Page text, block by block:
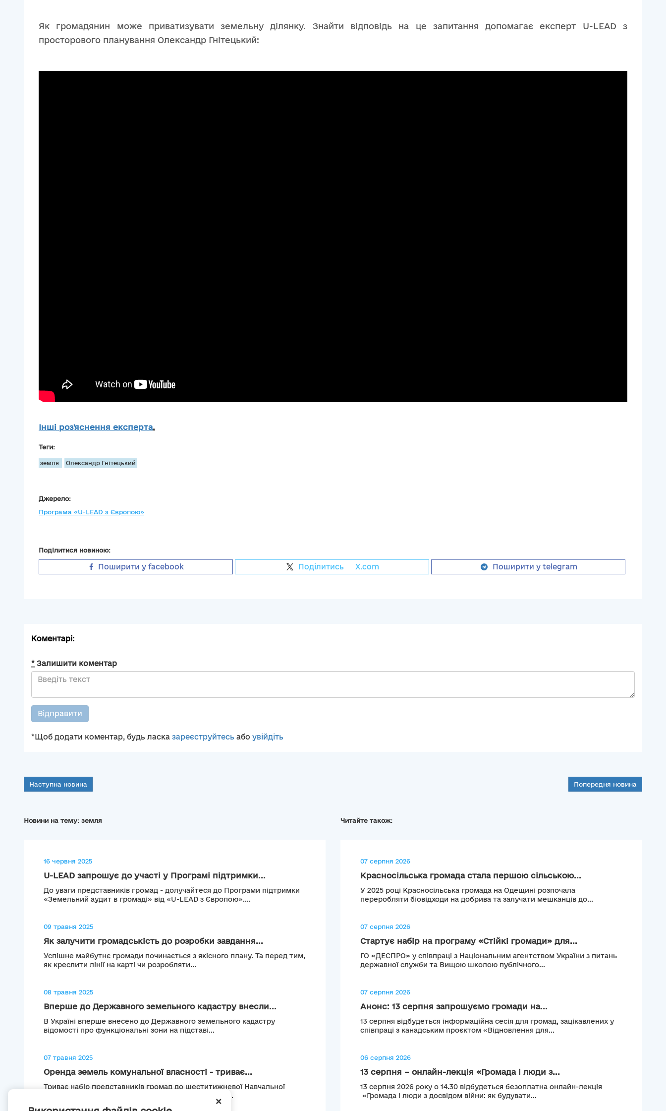
+
Як громадянин може приватизувати земельну ділянку. Знайти відповідь на це запитання допомагає експерт U-LEAD з
просторового планування Олександр Гнітецький:
Інші роз'яснення експерта.
Теги:
земля Олександр Гнітецький
Джерело:
Програма «U-LEAD з Європою»
Поділитися новиною:
Поширити у facebook Поділитись X.com Поширити у telegram
Коментарі:
* Залишити коментар
Відправити
*Щоб додати коментар, будь ласка зареєструйтесь або увійдіть
Наступна новина Попередня новина
Новини на тему: земля
16 червня 2025
U-LEAD запрошує до участі у Програмі підтримки...
До уваги представників громад - долучайтеся до Програми підтримки
«Земельний аудит в громаді» від «U-LEAD з Європою»....
09 травня 2025
Як залучити громадськість до розробки завдання...
Успішне майбутнє громади починається з якісного плану. Та перед тим,
як креслити лінії на карті чи розробляти...
08 травня 2025
Вперше до Державного земельного кадастру внесли...
В Україні вперше внесено до Державного земельного кадастру
відомості про функціональні зони на підставі...
07 травня 2025
Оренда земель комунальної власності - триває...
Триває набір представників громад до шеститижневої Навчальної
програми «Кроки для спеціалістів. Оренда земель...
Читайте також:
07 серпня 2026
Красносільська громада стала першою сільською...
У 2025 році Красносільська громада на Одещині розпочала
переробляти біовідходи на добрива та залучати мешканців до...
07 серпня 2026
Стартує набір на програму «Стійкі громади» для...
ГО «ДЕСПРО» у співпраці з Національним агентством України з питань
державної служби та Вищою школою публічного...
07 серпня 2026
Анонс: 13 серпня запрошуємо громади на...
13 серпня відбудеться інформаційна сесія для громад, зацікавлених у
співпраці з канадським проєктом «Відновлення для...
06 серпня 2026
13 серпня – онлайн-лекція «Громада і люди з...
13 серпня 2026 року о 14.30 відбудеться безоплатна онлайн-лекція
«Громада і люди з досвідом війни: як будувати...